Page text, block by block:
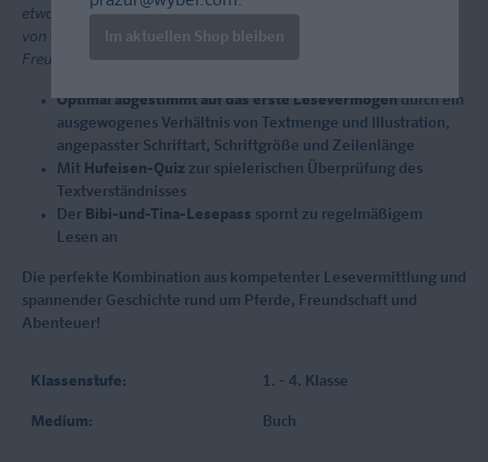
etwa ein Gespenst? Am nächsten Morgen erzählt er Bibi und Tina
von dem nächtlichen Knacken. Gemeinsam legen sich die drei
Freunde am Abend zur Gespensterjagd auf die Lauer!
Optimal abgestimmt auf das erste Lesevermögendurch ein
ausgewogenes Verhältnis von Textmenge und Illustration,
angepasster Schriftart, Schriftgröße und Zeilenlänge
Mit Hufeisen-Quiz zur spielerischen Überprüfung des
Textverständnisses
Der Bibi-und-Tina-Lesepass spornt zu regelmäßigem
Lesen an
Die perfekte Kombination aus kompetenter Lesevermittlung und
spannender Geschichte rund um Pferde, Freundschaft und
Abenteuer!
Klassenstufe: 1. - 4. Klasse
Medium: Buch
Im aktuellen Shop bleiben